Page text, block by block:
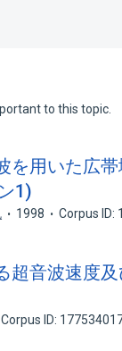
to this topic.
を用いた広
1)
1998 Corpus ID:
超音波速度
Corpus ID: